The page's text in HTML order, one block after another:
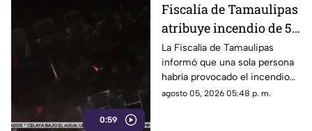
0:59
Fiscalía de Tamaulipas
atribuye incendio de 57
camiones a una sola
persona
La Fiscalía de Tamaulipas
informó que una sola persona
habría provocado el incendio
de 57 camiones. Hasta el
agosto 05, 2026 05:48 p. m.